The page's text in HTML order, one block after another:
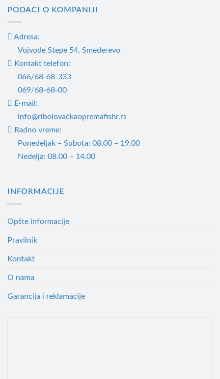
PODACI O KOMPANIJI
Adresa:
Vojvode Stepe 54, Smederevo
Kontakt telefon:
066/68-68-333
069/68-68-00
E-mail:
info@ribolovackaopremafishr.rs
Radno vreme:
Ponedeljak – Subota: 08.00 – 19.00
Nedelja: 08.00 – 14.00
INFORMACIJE
Opšte informacije
Pravilnik
Kontakt
O nama
Garancija i reklamacije